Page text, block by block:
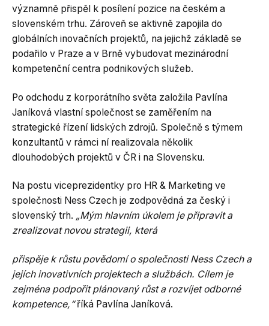
významně přispěl k posílení pozice na českém a
slovenském trhu. Zároveň se aktivně zapojila do
globálních inovačních projektů, na jejichž základě se
podařilo v Praze a v Brně vybudovat mezinárodní
kompetenční centra podnikových služeb.
Po odchodu z korporátního světa založila Pavlína
Janíková vlastní společnost se zaměřením na
strategické řízení lidských zdrojů. Společně s týmem
konzultantů v rámci ní realizovala několik
dlouhodobých projektů v ČR i na Slovensku.
Na postu viceprezidentky pro HR & Marketing ve
společnosti Ness Czech je zodpovědná za český i
slovenský trh. „Mým hlavním úkolem je připravit a
zrealizovat novou strategii, která
přispěje k růstu povědomí o společnosti Ness Czech a
jejích inovativních projektech a službách. Cílem je
zejména podpořit plánovaný růst a rozvíjet odborné
kompetence,“říká Pavlína Janíková.